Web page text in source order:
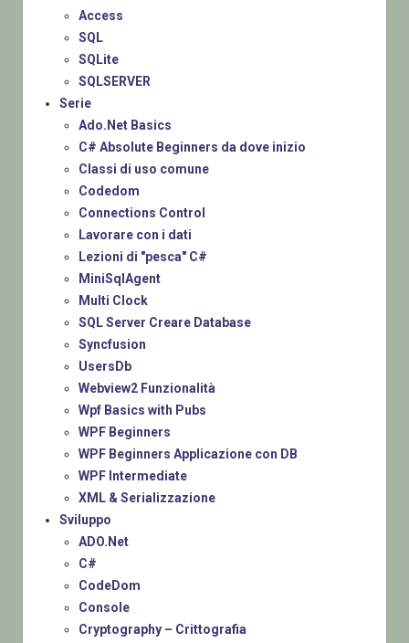
Access
SQL
SQLite
SQLSERVER
Serie
Ado.Net Basics
C# Absolute Beginners da dove inizio
Classi di uso comune
Codedom
Connections Control
Lavorare con i dati
Lezioni di "pesca" C#
MiniSqlAgent
Multi Clock
SQL Server Creare Database
Syncfusion
UsersDb
Webview2 Funzionalità
Wpf Basics with Pubs
WPF Beginners
WPF Beginners Applicazione con DB
WPF Intermediate
XML & Serializzazione
Sviluppo
ADO.Net
C#
CodeDom
Console
Cryptography – Crittografia